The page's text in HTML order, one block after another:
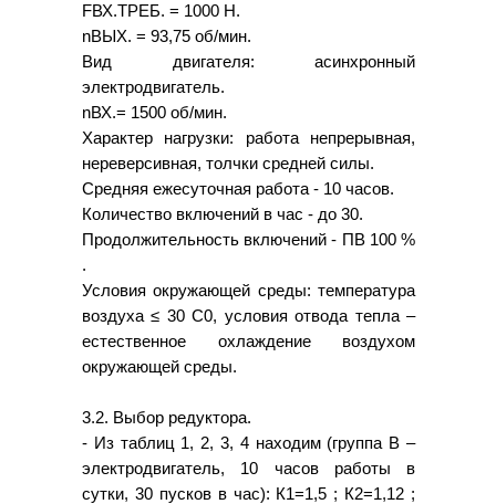
FВХ.ТРЕБ. = 1000 Н.
nВЫХ. = 93,75 об/мин.
Вид двигателя: асинхронный
электродвигатель.
nВХ.= 1500 об/мин.
Характер нагрузки: работа непрерывная,
нереверсивная, толчки средней силы.
Средняя ежесуточная работа - 10 часов.
Количество включений в час - до 30.
Продолжительность включений - ПВ 100 %
.
Условия окружающей среды: температура
воздуха ≤ 30 С0, условия отвода тепла –
естественное охлаждение воздухом
окружающей среды.
3.2. Выбор редуктора.
- Из таблиц 1, 2, 3, 4 находим (группа В –
электродвигатель, 10 часов работы в
сутки, 30 пусков в час): К1=1,5 ; К2=1,12 ;